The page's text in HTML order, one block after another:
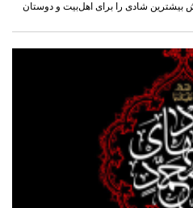
بیشترین شادی را برای اهل‌بیت و دوستان